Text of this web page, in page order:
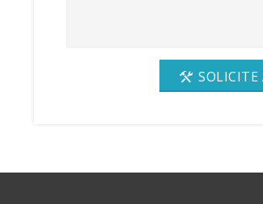
SOLICITE